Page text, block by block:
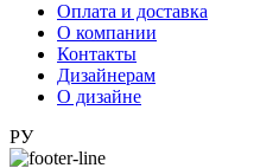
Оплата и доставка
О компании
Контакты
Дизайнерам
О дизайне
РУ